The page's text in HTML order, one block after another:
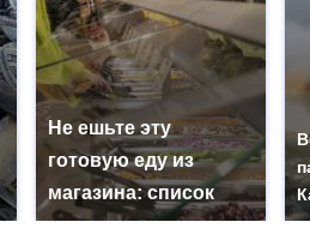
Не ешьте эту
готовую еду из
магазина: список